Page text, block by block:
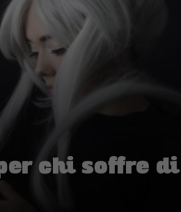
chi soffre